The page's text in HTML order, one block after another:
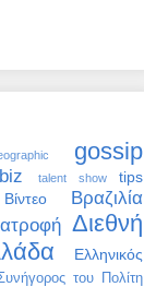
gossip
talent show
tips
Βίντεο
Βραζιλία
Διεθνή
Ελληνικός
του Πολίτη